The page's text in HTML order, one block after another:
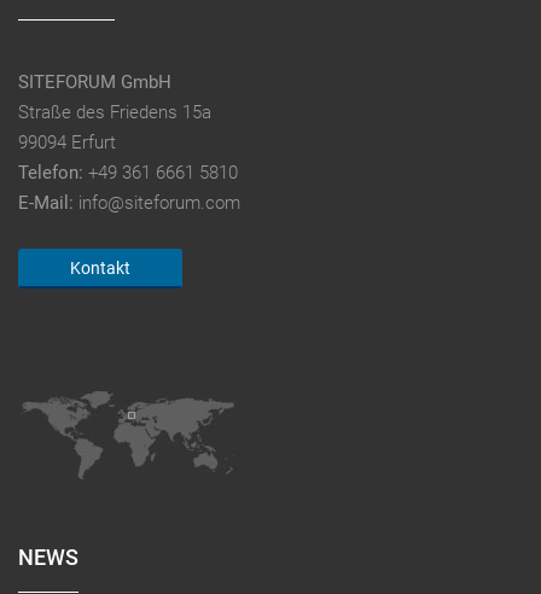
SITEFORUM GmbH
Straße des Friedens 15a
99094 Erfurt
Telefon: +49 361 6661 5810
E-Mail: info@siteforum.com
Kontakt
NEWS